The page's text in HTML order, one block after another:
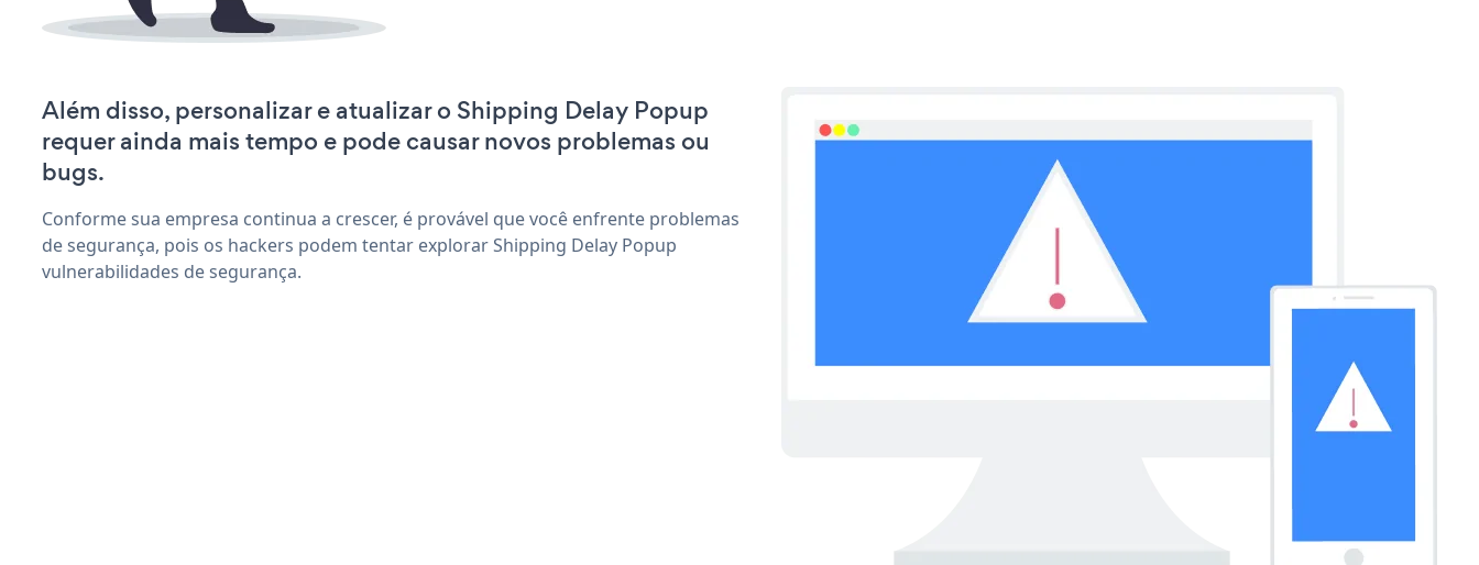
Além disso, personalizar e atualizar o Shipping Delay Popup
requer ainda mais tempo e pode causar novos problemas ou
bugs.
Conforme sua empresa continua a crescer, é provável que você enfrente problemas
de segurança, pois os hackers podem tentar explorar Shipping Delay Popup
vulnerabilidades de segurança.